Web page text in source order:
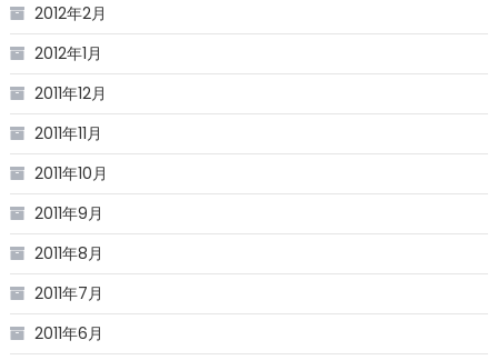
2012年2月
2012年1月
2011年12月
2011年11月
2011年10月
2011年9月
2011年8月
2011年7月
2011年6月